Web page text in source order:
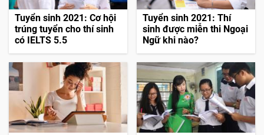
Tuyển sinh 2021: Cơ hội
trúng tuyển cho thí sinh
có IELTS 5.5
Tuyển sinh 2021: Thí
sinh được miễn thi Ngoại
Ngữ khi nào?